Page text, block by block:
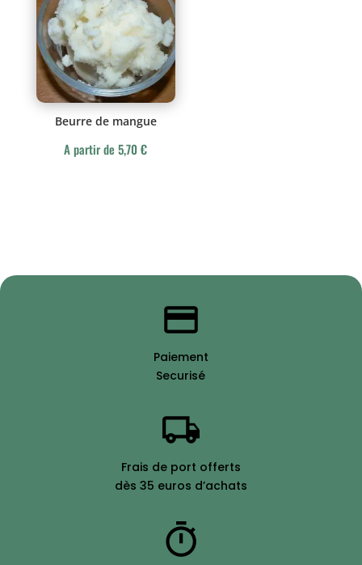
Beurre de mangue
A partir de5,70€
Paiement
Securisé
Frais de port offerts
dès 35 euros d’achats